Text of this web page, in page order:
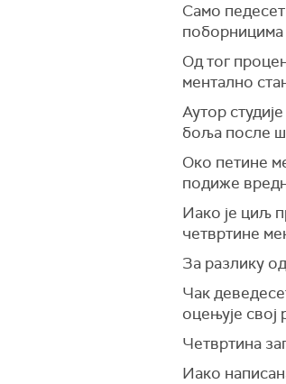
Само педесет
поборницима
Од тог
ментално
Аутор
боља после
Око петине
подиже
Иако је циљ
четвртине
За разлику
Чак
оцењује свој
Четвртина
Иако